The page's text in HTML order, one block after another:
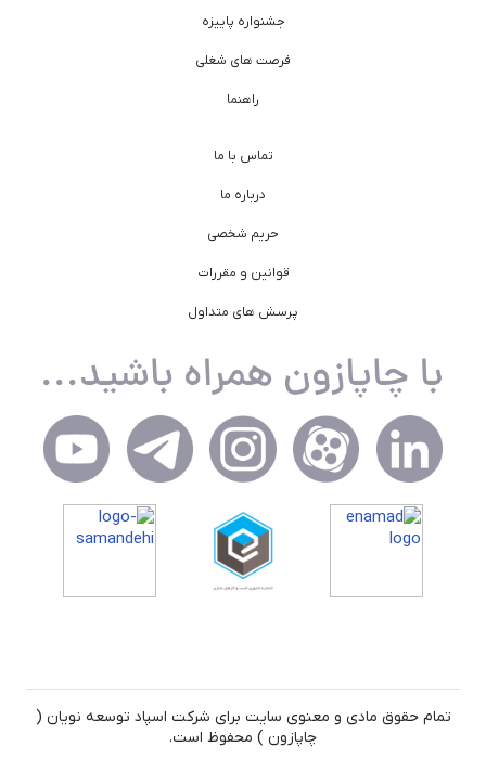
جشنواره پاییزه
فرصت های شغلی
راهنما
تماس با ما
درباره ما
حریم شخصی
قوانین و مقررات
پرسش های متداول
تمام حقوق مادی و معنوی سایت برای شرکت اسپاد توسعه نویان (
چاپازون ) محفوظ است.